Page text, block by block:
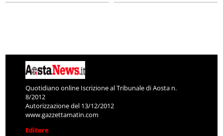
Quotidiano online Iscrizione al Tribunale di Aosta n.
8/2012
Autorizzazione del 13/12/2012
www.gazzettamatin.com
Editore